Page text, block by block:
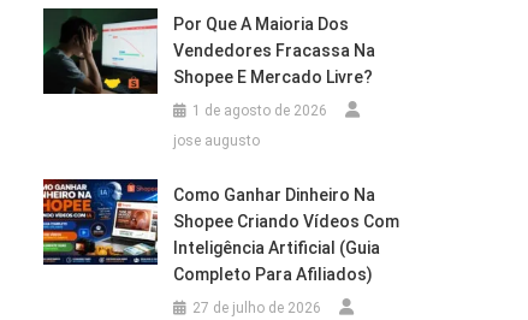
Por Que A Maioria Dos
Vendedores Fracassa Na
Shopee E Mercado Livre?
1 de agosto de 2026
jose augusto
Como Ganhar Dinheiro Na
Shopee Criando Vídeos Com
Inteligência Artificial (Guia
Completo Para Afiliados)
27 de julho de 2026